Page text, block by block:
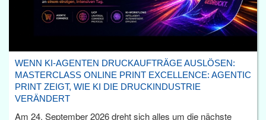
WENN KI-AGENTEN DRUCKAUFTRÄGE AUSLÖSEN:
MASTERCLASS ONLINE PRINT EXCELLENCE: AGENTIC
PRINT ZEIGT, WIE KI DIE DRUCKINDUSTRIE
VERÄNDERT
Am 24. September 2026 dreht sich alles um die nächste